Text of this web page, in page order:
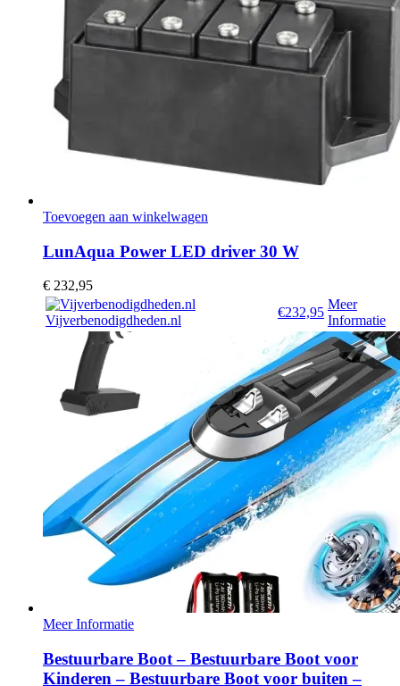
Toevoegen aan winkelwagen
LunAqua Power LED driver 30 W
€ 232,95
Vijverbenodigdheden.nl
€232,95
Meer
Informatie
Meer Informatie
Bestuurbare Boot – Bestuurbare Boot voor
Kinderen – Bestuurbare Boot voor buiten –